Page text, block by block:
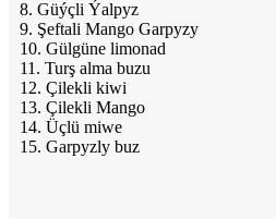
8. Güýçli Ýalpyz
9. Şeftali Mango Garpyzy
10. Gülgüne limonad
11. Turş alma buzu
12. Çilekli kiwi
13. Çilekli Mango
14. Üçlü miwe
15. Garpyzly buz